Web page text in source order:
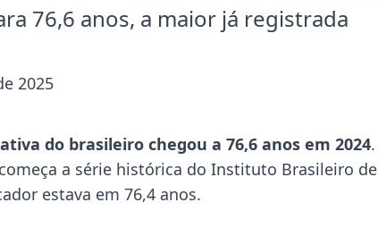
76,6 anos, a maior já registrada
2025
do brasileiro chegou a 76,6 anos em 2024
a série histórica do Instituto Brasileiro de
estava em 76,4 anos.